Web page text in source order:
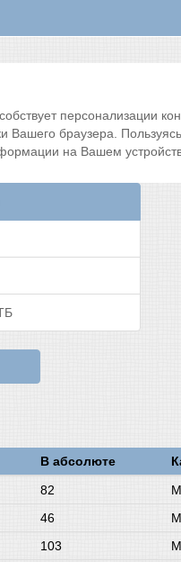
персонализации
Вашего браузера.
на Вашем
В абсолюте
82
46
103